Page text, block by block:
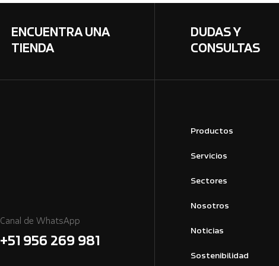
ENCUENTRA UNA
TIENDA
DUDAS Y
CONSULTAS
Canal de WhatsApp
+51 956 269 981
Productos
Servicios
Sectores
Nosotros
Noticias
Sostenibilidad